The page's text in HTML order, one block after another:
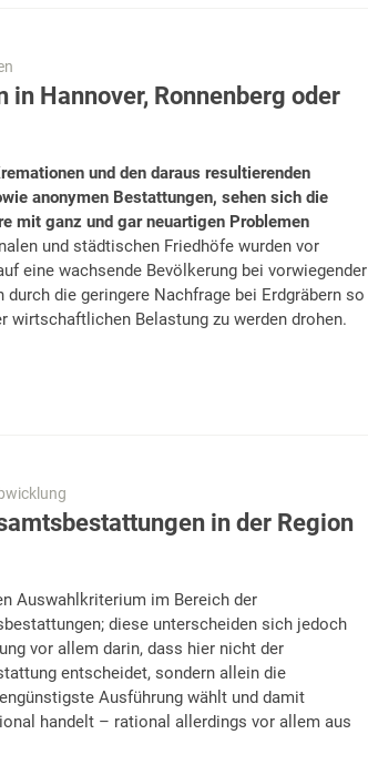
Hannover, Ronnenberg oder
und den daraus resultierenden
anonymen Bestattungen, sehen sich die
mit ganz und gar neuartigen Problemen
und städtischen Friedhöfe wurden vor
eine wachsende Bevölkerung bei vorwiegender
die geringere Nachfrage bei Erdgräbern so
wirtschaftlichen Belastung zu werden drohen.
in der Region
Auswahlkriterium im Bereich der
diese unterscheiden sich jedoch
vor allem darin, dass hier nicht der
entscheidet, sondern allein die
Ausführung wählt und damit
handelt – rational allerdings vor allem aus